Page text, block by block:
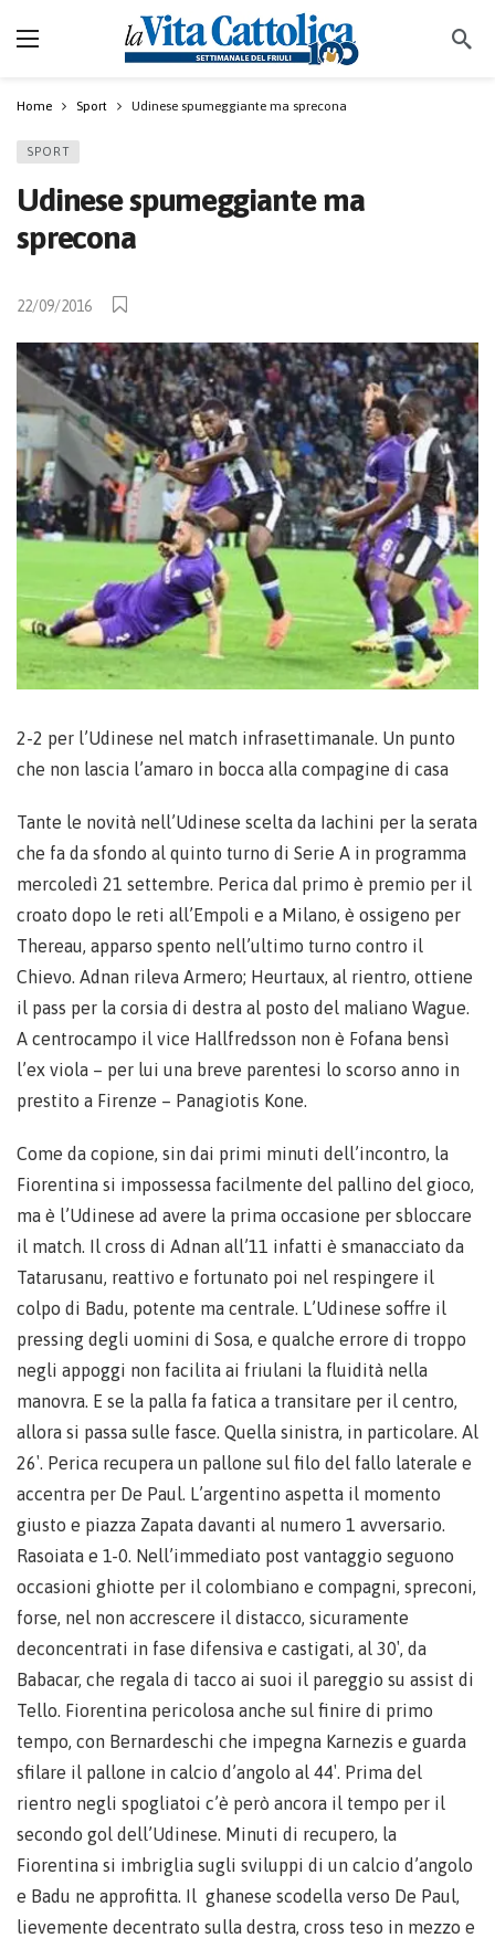
Home Sport Udinese spumeggiante ma sprecona
SPORT
Udinese spumeggiante ma
sprecona
22/09/2016
2-2 per l’Udinese nel match infrasettimanale. Un punto
che non lascia l’amaro in bocca alla compagine di casa
Tante le novità nell’Udinese scelta da Iachini per la serata
che fa da sfondo al quinto turno di Serie A in programma
mercoledì 21 settembre. Perica dal primo è premio per il
croato dopo le reti all’Empoli e a Milano, è ossigeno per
Thereau, apparso spento nell’ultimo turno contro il
Chievo. Adnan rileva Armero; Heurtaux, al rientro, ottiene
il pass per la corsia di destra al posto del maliano Wague.
A centrocampo il vice Hallfredsson non è Fofana bensì
l’ex viola – per lui una breve parentesi lo scorso anno in
prestito a Firenze – Panagiotis Kone.
Come da copione, sin dai primi minuti dell’incontro, la
Fiorentina si impossessa facilmente del pallino del gioco,
ma è l’Udinese ad avere la prima occasione per sbloccare
il match. Il cross di Adnan all’11 infatti è smanacciato da
Tatarusanu, reattivo e fortunato poi nel respingere il
colpo di Badu, potente ma centrale. L’Udinese soffre il
pressing degli uomini di Sosa, e qualche errore di troppo
negli appoggi non facilita ai friulani la fluidità nella
manovra. E se la palla fa fatica a transitare per il centro,
allora si passa sulle fasce. Quella sinistra, in particolare. Al
26′. Perica recupera un pallone sul filo del fallo laterale e
accentra per De Paul. L’argentino aspetta il momento
giusto e piazza Zapata davanti al numero 1 avversario.
Rasoiata e 1-0. Nell’immediato post vantaggio seguono
occasioni ghiotte per il colombiano e compagni, spreconi,
forse, nel non accrescere il distacco, sicuramente
deconcentrati in fase difensiva e castigati, al 30′, da
Babacar, che regala di tacco ai suoi il pareggio su assist di
Tello. Fiorentina pericolosa anche sul finire di primo
tempo, con Bernardeschi che impegna Karnezis e guarda
sfilare il pallone in calcio d’angolo al 44′. Prima del
rientro negli spogliatoi c’è però ancora il tempo per il
secondo gol dell’Udinese. Minuti di recupero, la
Fiorentina si imbriglia sugli sviluppi di un calcio d’angolo
e Badu ne approfitta. Il ghanese scodella verso De Paul,
lievemente decentrato sulla destra, cross teso in mezzo e